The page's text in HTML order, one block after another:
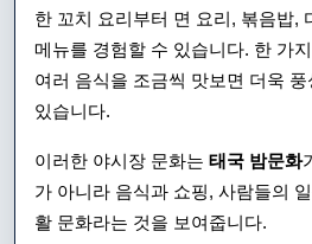
한 꼬치 요리부터 면 요리, 볶음밥,
메뉴를 경험할 수 있습니다. 한 가
여러 음식을 조금씩 맛보면 더욱
있습니다.
이러한 야시장 문화는 태국 밤문화
가 아니라 음식과 쇼핑, 사람들의
활 문화라는 것을 보여줍니다.